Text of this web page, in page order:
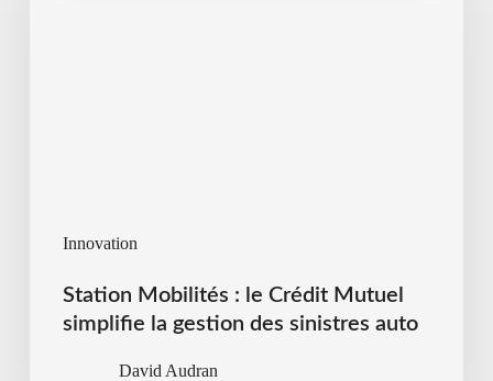
Innovation
Station Mobilités : le Crédit Mutuel
simplifie la gestion des sinistres auto
David Audran